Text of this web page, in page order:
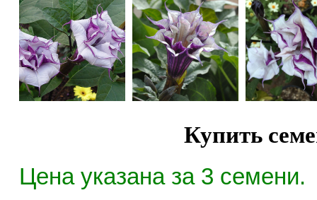
Купить
Цена указана за 3 семени.